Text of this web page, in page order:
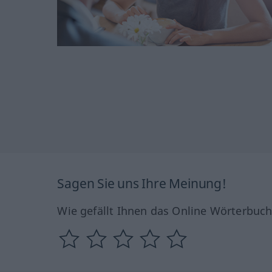
Sagen Sie uns Ihre Meinung!
Wie gefällt Ihnen das Online